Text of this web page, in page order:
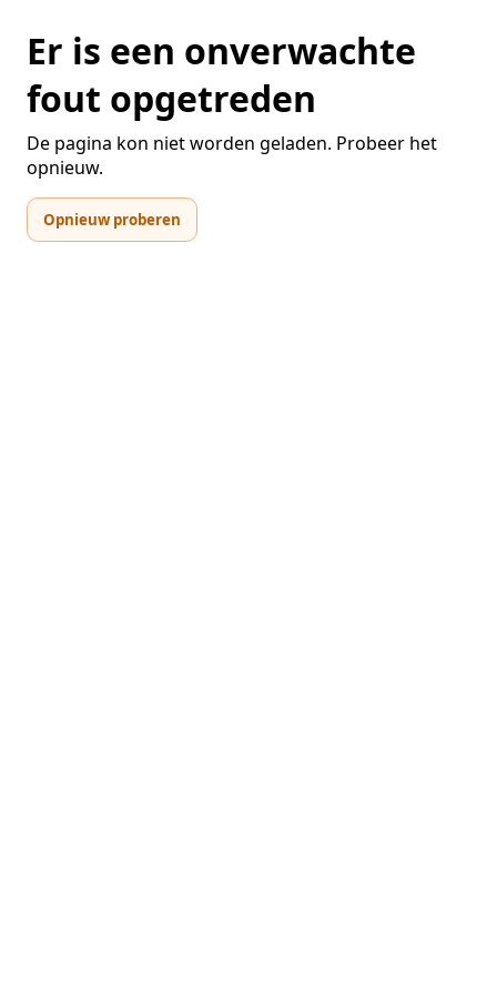
Er is een onverwachte
fout opgetreden
De pagina kon niet worden geladen. Probeer het
opnieuw.
Opnieuw proberen